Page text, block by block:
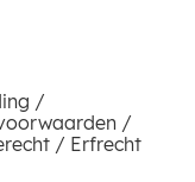
/
/
/ Erfrecht